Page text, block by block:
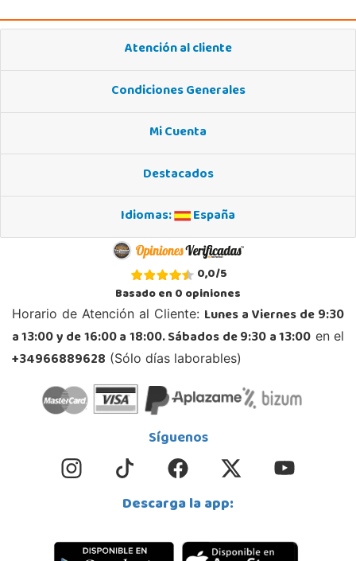
Atención al cliente
Condiciones Generales
Mi Cuenta
Destacados
Idiomas:
España
0,0/5
Basado en0opiniones
Horario de Atención al Cliente: Lunes a Viernes de 9:30
a 13:00 y de 16:00 a 18:00. Sábados de 9:30 a 13:00 en el
+34966889628 (Sólo días laborables)
Síguenos
Descarga la app: